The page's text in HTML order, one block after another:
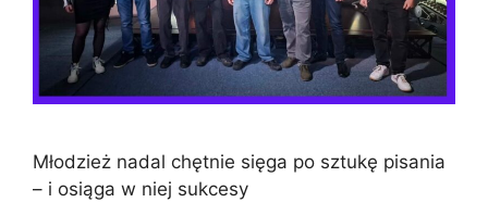
Młodzież nadal chętnie sięga po sztukę pisania
– i osiąga w niej sukcesy